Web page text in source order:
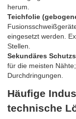
herum.
Teichfolie
eingesetzt werden.
Stellen.
Sekundäres
für die meisten
Durchdringungen.
Häufige
technische